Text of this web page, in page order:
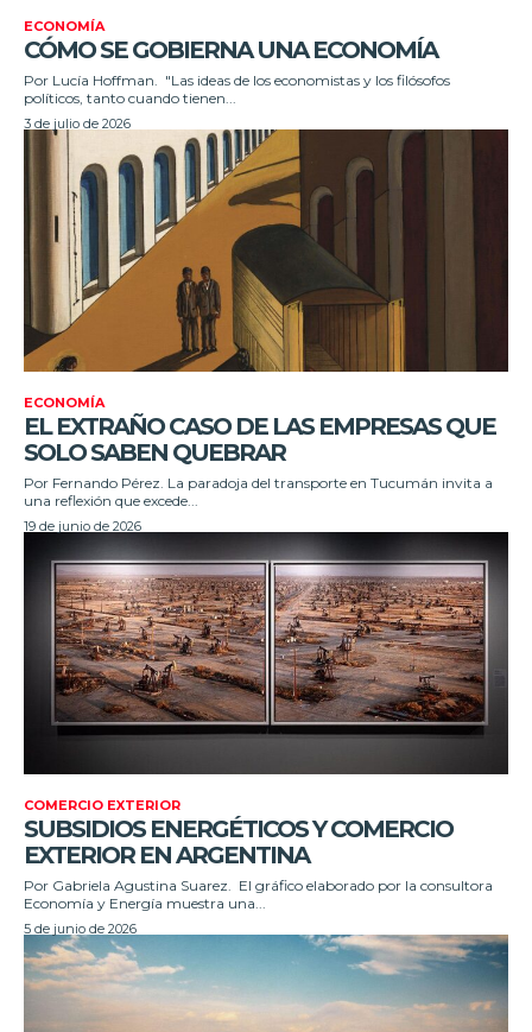
ECONOMÍA
CÓMO SE GOBIERNA UNA ECONOMÍA
Por Lucía Hoffman. "Las ideas de los economistas y los filósofos
políticos, tanto cuando tienen...
3 de julio de 2026
ECONOMÍA
EL EXTRAÑO CASO DE LAS EMPRESAS QUE
SOLO SABEN QUEBRAR
Por Fernando Pérez. La paradoja del transporte en Tucumán invita a
una reflexión que excede...
19 de junio de 2026
COMERCIO EXTERIOR
SUBSIDIOS ENERGÉTICOS Y COMERCIO
EXTERIOR EN ARGENTINA
Por Gabriela Agustina Suarez. El gráfico elaborado por la consultora
Economía y Energía muestra una...
5 de junio de 2026